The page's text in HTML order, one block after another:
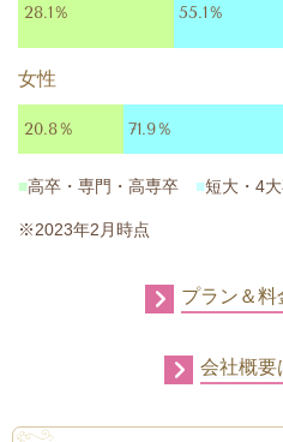
28.1％ 55.1％
女性
20.8％ 71.9％
■高卒・専門・高専卒 ■短大・4
※2023年2月時点
プラン＆
会社概要